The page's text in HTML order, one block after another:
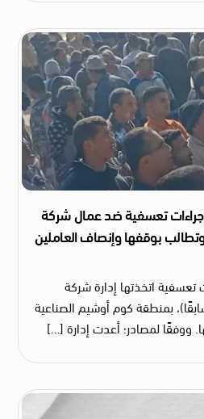
تعسفية ضد عمال شركة
وتطالب بوقفها وإنصاف العاملين
تعسفية اتخذتها إدارة شركة
بمنطقة كوم أوشيم الصناعية
ووفقًا لمصادر؛ أعدت إدارة […]